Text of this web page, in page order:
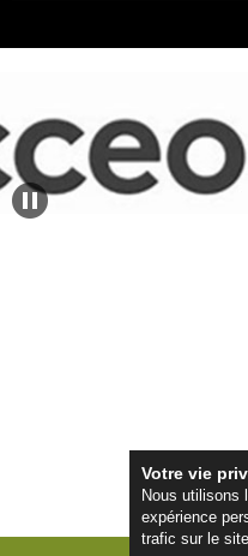
Votre vie
Nous utilisons
expérience
trafic sur le